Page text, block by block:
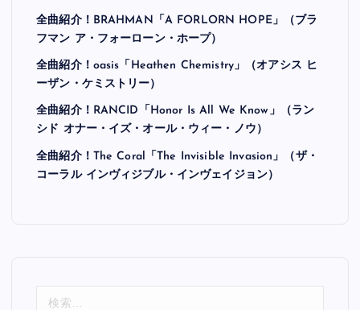
全曲紹介！BRAHMAN「A FORLORN HOPE」（ブラ
フマン ア・フォーローン・ホープ）
全曲紹介！oasis「Heathen Chemistry」（オアシス ヒ
ーザン・ケミストリー）
全曲紹介！RANCID「Honor Is All We Know」（ラン
シド オナー・イズ・オール・ウィー・ノウ）
全曲紹介！The Coral「The Invisible Invasion」（ザ・
コーラル インヴィジブル・インヴェイジョン）